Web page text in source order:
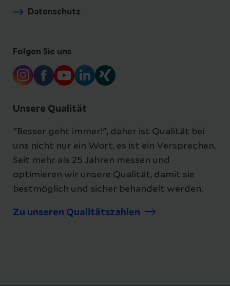
Datenschutz
Folgen Sie uns
Unsere Qualität
"Besser geht immer!", daher ist Qualität bei
uns nicht nur ein Wort, es ist ein Versprechen.
Seit mehr als 25 Jahren messen und
optimieren wir unsere Qualität, damit sie
bestmöglich und sicher behandelt werden.
Zu unseren Qualitätszahlen